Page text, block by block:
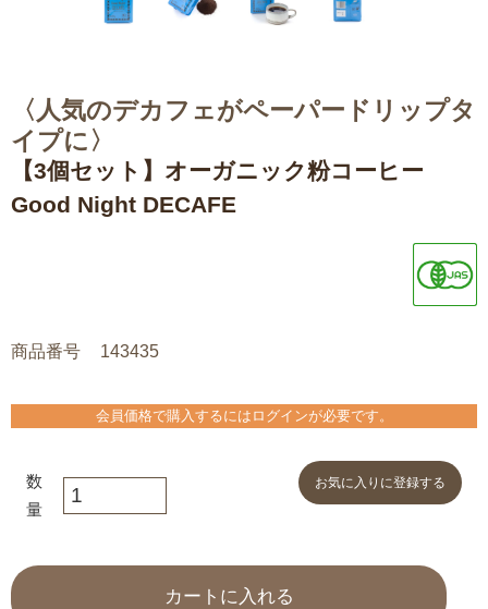
〈人気のデカフェがペーパードリップタ
イプに〉
【3個セット】オーガニック粉コーヒー
Good Night DECAFE
商品番号 143435
会員価格で購入するにはログインが必要です。
お気に入りに登録する
カートに入れる